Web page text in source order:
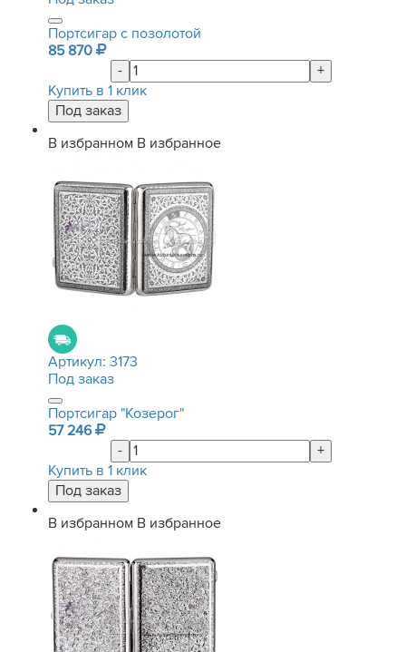
Портсигар с позолотой
85 870
-
+
Купить в 1 клик
В избранном В избранное
Артикул: 3173
Под заказ
Портсигар "Козерог"
57 246
-
+
Купить в 1 клик
В избранном В избранное